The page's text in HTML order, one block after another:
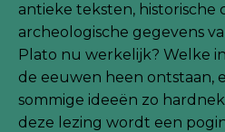
antieke teksten, historische
archeologische gegevens
Plato nu werkelijk? Welke
de eeuwen heen ontstaan,
sommige ideeën zo
deze lezing wordt een